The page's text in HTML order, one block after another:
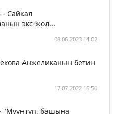
Сайкал
экс-жол...
08.06.2023 14:02
Анжеликанын бетин
17.07.2022 16:50
"Муунтуп, башына